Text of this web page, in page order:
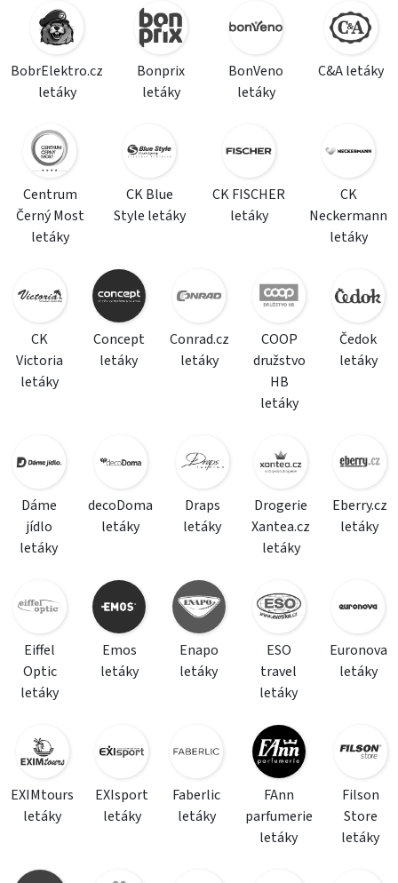
BobrElektro.cz
letáky
Bonprix
letáky
BonVeno
letáky
C&A letáky
Centrum
Černý Most
letáky
CK Blue
Style letáky
CK FISCHER
letáky
CK
Neckermann
letáky
CK
Victoria
letáky
Concept
letáky
Conrad.cz
letáky
COOP
družstvo
HB
letáky
Čedok
letáky
Dáme
jídlo
letáky
decoDoma
letáky
Draps
letáky
Drogerie
Xantea.cz
letáky
Eberry.cz
letáky
Eiffel
Optic
letáky
Emos
letáky
Enapo
letáky
ESO
travel
letáky
Euronova
letáky
EXIMtours
letáky
EXIsport
letáky
Faberlic
letáky
FAnn
parfumerie
letáky
Filson
Store
letáky